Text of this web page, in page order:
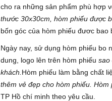
cho ra những sản phẩm phù hợp
thước 30x30cm, hòm phiếu được
bốn góc của hòm phiếu đươc bao
Ngày nay, sử dụng hòm phiếu bo
dung, logo lên trên hòm phiếu sao
khách. Hòm phiếu làm bằng chất
thêm vẻ đẹp cho hòm phiếu.
TP Hồ chí minh theo yêu cầu.